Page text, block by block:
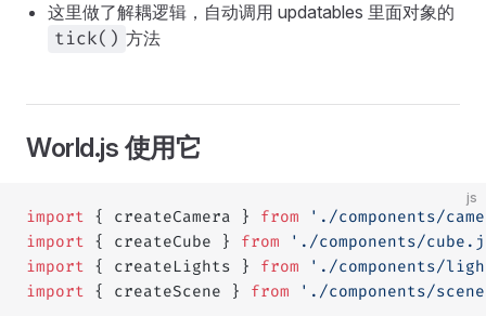
这里做了解耦逻辑，自动调用 updatables 里面对象的
tick() 方法
World.js 使用它
js
import { createCamera } from './components/
import { createCube } from './components/
import { createLights } from './components/
import { createScene } from './components/